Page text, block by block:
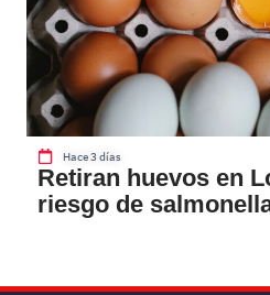
Hace 3 días
Retiran huevos en
riesgo de